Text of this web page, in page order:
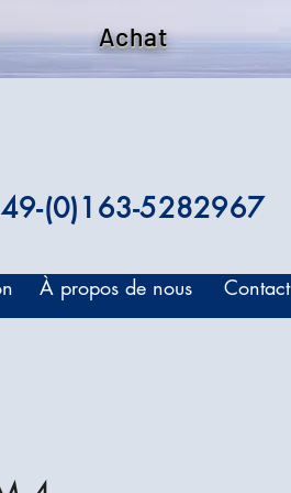
Achat
(0)163-5282967
À propos de nous Contact